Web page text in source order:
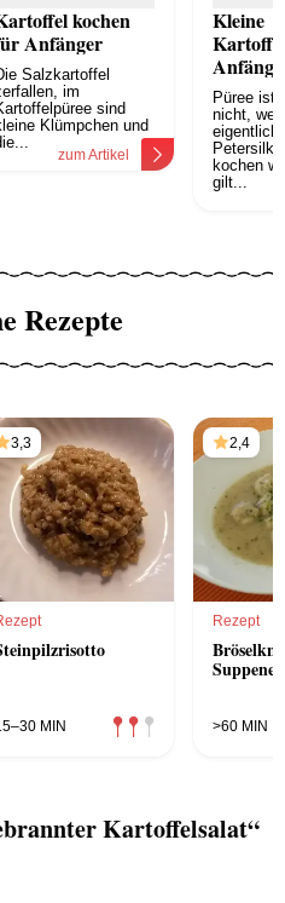
kochen
Anfänger
Salzkartoffel
im
sind
Klümpchen und
zum Artikel
Kleine
Püree ist
nicht,
eigentlich
kochen
gilt...
Rezepte
3,3
MIN
2,4
Rezept
>60 MIN
Kartoffelsalat“